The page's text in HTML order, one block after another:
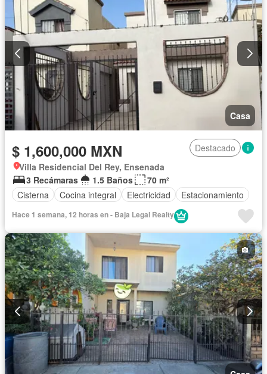
Casa
$ 1,600,000 MXN
Destacado
Villa Residencial Del Rey, Ensenada
3 Recámaras
1.5 Baños
70 m²
Cisterna
Cocina integral Electricidad Estacionamiento
Hace 1 semana, 12 horas en - Baja Legal Realty